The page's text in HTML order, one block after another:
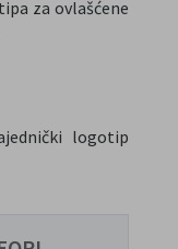
za ovlašćene
logotip